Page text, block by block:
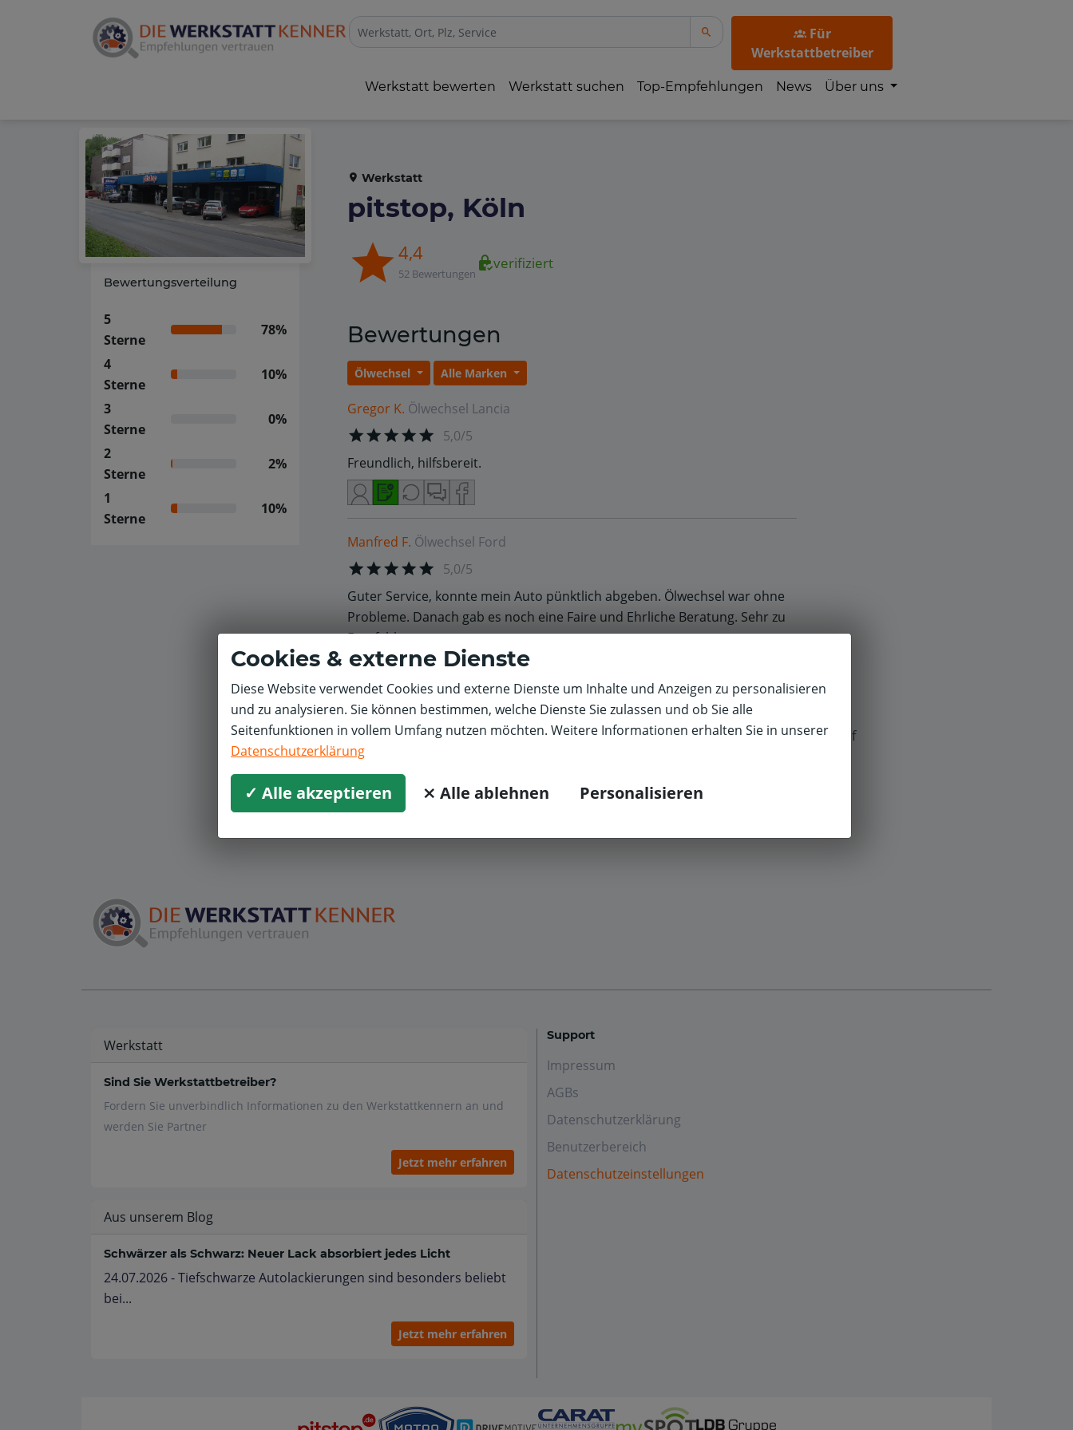
Für
Werkstattbetreiber
Werkstatt bewerten Werkstatt suchen Top-Empfehlungen News Über uns
Bewertungsverteilung
5
Sterne
78%
4
Sterne
10%
3
Sterne
0%
2
Sterne
2%
1
Sterne
10%
Werkstatt
pitstop, Köln
4,4
52 Bewertungen
verifiziert
Bewertungen
Ölwechsel Alle Marken
Gregor K. Ölwechsel Lancia
5,0/5
Freundlich, hilfsbereit.
Manfred F. Ölwechsel Ford
5,0/5
Guter Service, konnte mein Auto pünktlich abgeben. Ölwechsel war ohne
Probleme. Danach gab es noch eine Faire und Ehrliche Beratung. Sehr zu
Empfehlen.
Ralf P.ÖlwechselRenault
Überraschend gute Arbeit zu fairem Preis
Werkstatt
Sind Sie Werkstattbetreiber?
Fordern Sie unverbindlich Informationen zu den Werkstattkennern an und
werden Sie Partner
Jetzt mehr erfahren
Aus unserem Blog
Schwärzer als Schwarz: Neuer Lack absorbiert jedes Licht
24.07.2026 - Tiefschwarze Autolackierungen sind besonders beliebt
bei...
Jetzt mehr erfahren
Support
Impressum
AGBs
Datenschutzerklärung
Benutzerbereich
Datenschutzeinstellungen
Cookies & externe Dienste
Diese Website verwendet Cookies und externe Dienste um Inhalte und Anzeigen zu personalisieren
und zu analysieren. Sie können bestimmen, welche Dienste Sie zulassen und ob Sie alle
Seitenfunktionen in vollem Umfang nutzen möchten. Weitere Informationen erhalten Sie in unserer
Datenschutzerklärung
✓ Alle akzeptieren ⨯ Alle ablehnen Personalisieren
f